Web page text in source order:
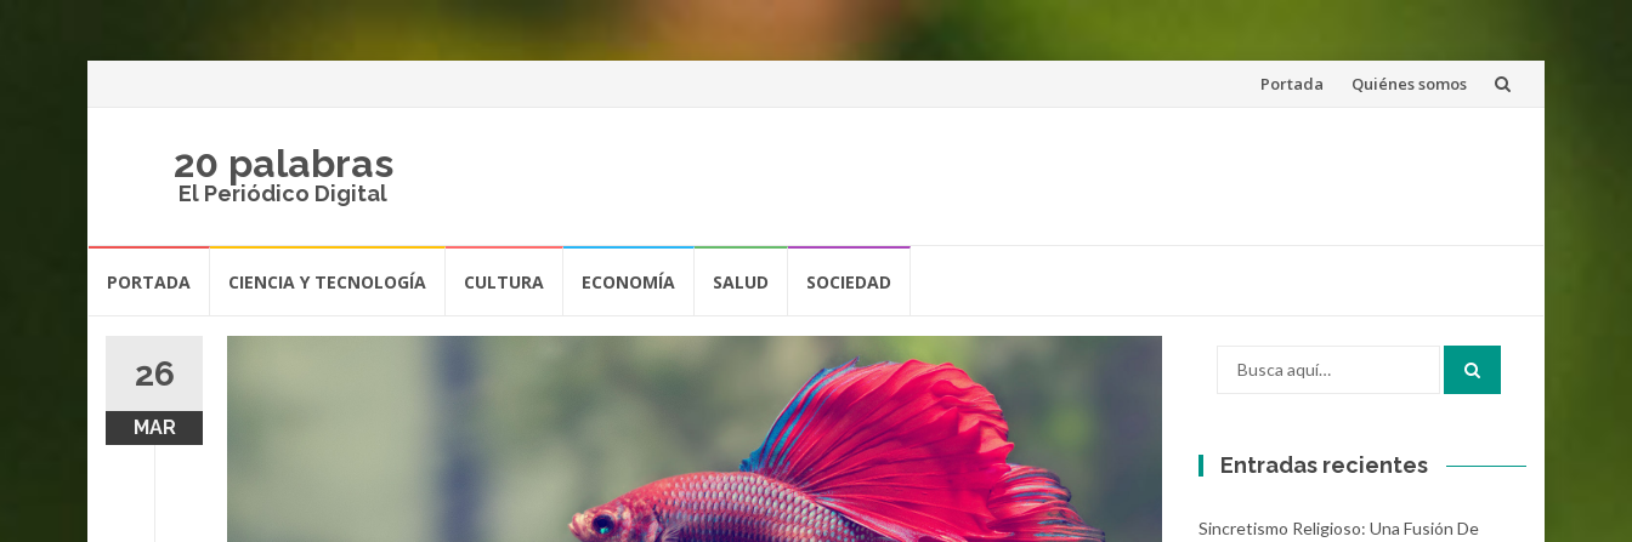
Saltar
Portada Quiénes somos
20 palabras
El Periódico Digital
PORTADA CIENCIA Y TECNOLOGÍA CULTURA ECONOMÍA SALUD SOCIEDAD
26
MAR
Entradas recientes
Sincretismo Religioso: Una Fusión De